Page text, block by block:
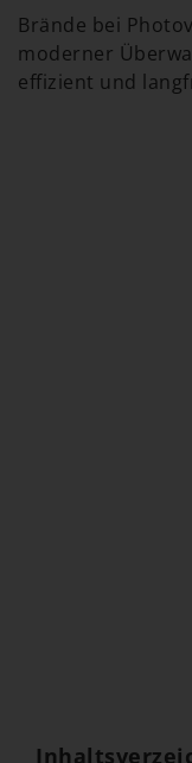
Brände bei
moderner
effizient und